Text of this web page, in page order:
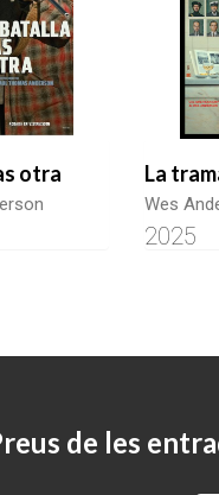
otra La
Wes
2025
de les